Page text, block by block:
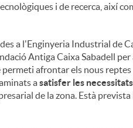
i de recerca, així
a l'Enginyeria Industrial de
Antiga Caixa Sabadell
afrontar els nous
asatisfer les
de la zona. Està